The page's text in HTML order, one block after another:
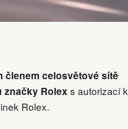
členem celosvětové sítě
Rolex s autorizací k
Rolex.